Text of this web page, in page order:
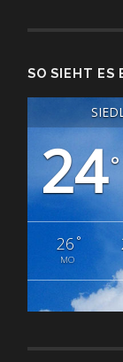
SO SIEHT ES
24°
26°
MO